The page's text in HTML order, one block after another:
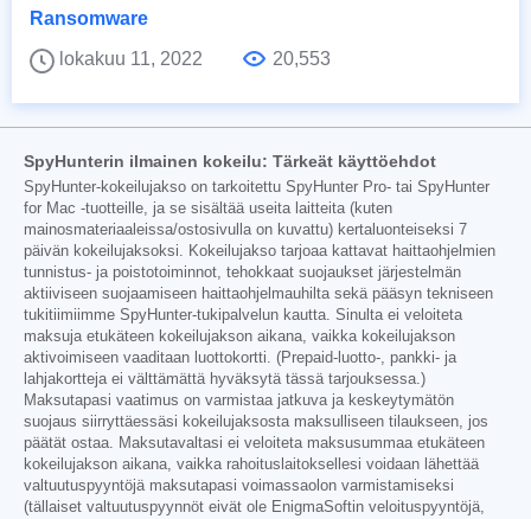
Ransomware
lokakuu 11, 2022
20,553
SpyHunterin ilmainen kokeilu: Tärkeät käyttöehdot
SpyHunter-kokeilujakso on tarkoitettu SpyHunter Pro- tai SpyHunter
for Mac -tuotteille, ja se sisältää useita laitteita (kuten
mainosmateriaaleissa/ostosivulla on kuvattu) kertaluonteiseksi 7
päivän kokeilujaksoksi. Kokeilujakso tarjoaa kattavat haittaohjelmien
tunnistus- ja poistotoiminnot, tehokkaat suojaukset järjestelmän
aktiiviseen suojaamiseen haittaohjelmauhilta sekä pääsyn tekniseen
tukitiimiimme SpyHunter-tukipalvelun kautta. Sinulta ei veloiteta
maksuja etukäteen kokeilujakson aikana, vaikka kokeilujakson
aktivoimiseen vaaditaan luottokortti. (Prepaid-luotto-, pankki- ja
lahjakortteja ei välttämättä hyväksytä tässä tarjouksessa.)
Maksutapasi vaatimus on varmistaa jatkuva ja keskeytymätön
suojaus siirryttäessäsi kokeilujaksosta maksulliseen tilaukseen, jos
päätät ostaa. Maksutavaltasi ei veloiteta maksusummaa etukäteen
kokeilujakson aikana, vaikka rahoituslaitoksellesi voidaan lähettää
valtuutuspyyntöjä maksutapasi voimassaolon varmistamiseksi
(tällaiset valtuutuspyynnöt eivät ole EnigmaSoftin veloituspyyntöjä,